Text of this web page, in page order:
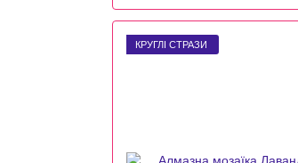
КРУГЛІ СТРАЗИ